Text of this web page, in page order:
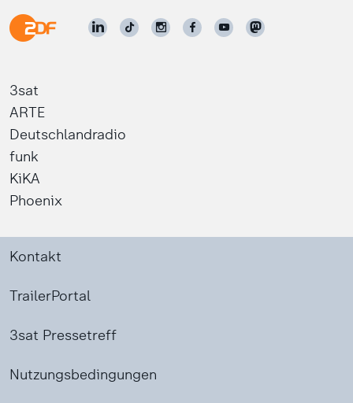
3sat
ARTE
Deutschlandradio
funk
KiKA
Phoenix
Kontakt
TrailerPortal
3sat Pressetreff
Nutzungsbedingungen